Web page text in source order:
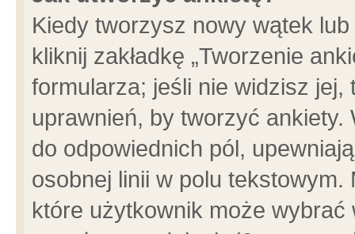
Kiedy tworzysz nowy wątek
kliknij zakładkę „Tworzenie
formularza; jeśli nie widzisz
uprawnień, by tworzyć ankiety.
do odpowiednich pól,
osobnej linii w polu
które użytkownik może